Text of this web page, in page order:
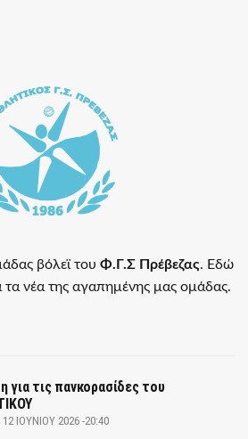
βόλεϊ του Φ.Γ.Σ Πρέβεζας. Εδώ
τα νέα της αγαπημένης μας ομάδας.
για τις πανκορασίδες του
ΙΟΥΝΊΟΥ 2026 -20:40